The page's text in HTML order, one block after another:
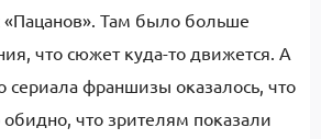
«Пацанов». Там было больше
что сюжет куда-то движется. А
сериала франшизы оказалось, что
что зрителям показали